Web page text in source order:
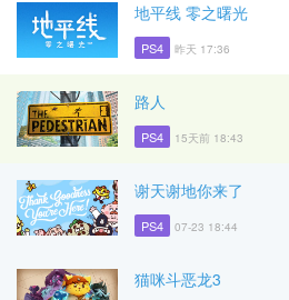
地平线 零之曙光
PS4 昨天 17:36
路人
PS4 15天前 18:43
谢天谢地你来了
PS4 07-23 18:44
猫咪斗恶龙3